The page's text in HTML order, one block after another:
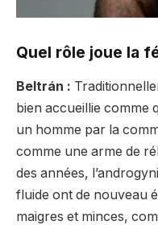
Quel rôle joue la
Beltrán :
bien accueillie comme
un homme par la
comme une arme de
des années,
fluide ont de nouveau
maigres et minces,